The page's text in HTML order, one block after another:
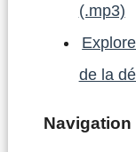
(.mp3)
de la
Navigation